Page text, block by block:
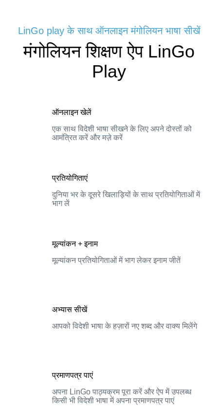
LinGo play के साथ ऑनलाइन मंगोलियन भाषा सीखें
मंगोलियन शिक्षण ऐप LinGo
Play
ऑनलाइन खेलें
एक साथ विदेशी भाषा सीखने के लिए अपने दोस्तों को
आमंत्रित करें और मज़े करें
प्रतियोगिताएं
दुनिया भर के दूसरे खिलाड़ियों के साथ प्रतियोगिताओं में
भाग लें
मूल्यांकन + इनाम
मूल्यांकन प्रतियोगिताओं में भाग लेकर इनाम जीतें
अभ्यास सीखें
आपको विदेशी भाषा के हज़ारों नए शब्द और वाक्य मिलेंगे
प्रमाणपत्र पाएं
अपना LinGo पाठ्यक्रम पूरा करें और ऐप में उपलब्ध
किसी भी विदेशी भाषा में अपना प्रमाणपत्र पाएं